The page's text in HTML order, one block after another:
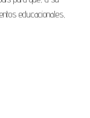
educacionales,